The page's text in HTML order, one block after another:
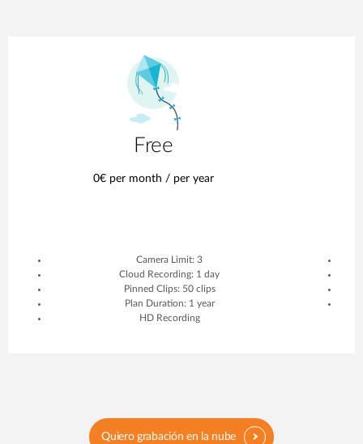
Free
0€ per month / per year
Camera Limit: 3
Cloud Recording: 1 day
Pinned Clips: 50 clips
Plan Duration: 1 year
HD Recording
Quiero grabación en la nube